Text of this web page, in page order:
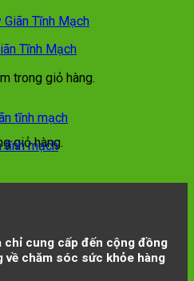
trong giỏ hàng.
giỏ hàng.
Tĩnh Mạch
₫.
tĩnh mạch
₫.
chỉ cung cấp đến cộng đồng
về chăm sóc sức khỏe hàng